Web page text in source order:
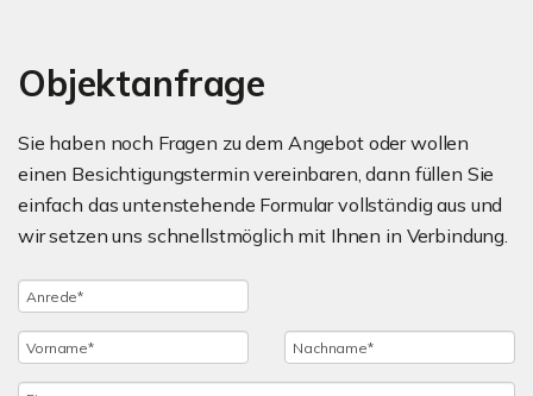
Objektanfrage
Sie haben noch Fragen zu dem Angebot oder wollen
einen Besichtigungstermin vereinbaren, dann füllen Sie
einfach das untenstehende Formular vollständig aus und
wir setzen uns schnellstmöglich mit Ihnen in Verbindung.